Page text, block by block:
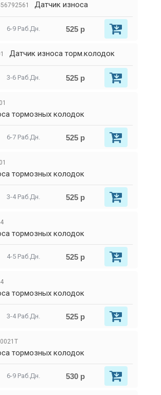
Датчик износа
6-9 Раб.Дн. 525 р
Датчик износа торм.колодок
3-6 Раб.Дн. 525 р
тормозных колодок
6-7 Раб.Дн. 525 р
тормозных колодок
3-4 Раб.Дн. 525 р
тормозных колодок
4-5 Раб.Дн. 525 р
тормозных колодок
3-4 Раб.Дн. 525 р
тормозных колодок
6-9 Раб.Дн. 530 р